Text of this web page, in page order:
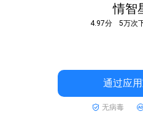
情智
4.97分 5万次
通过应
无病毒